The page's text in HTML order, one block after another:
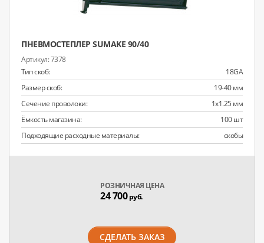
ПНЕВМОСТЕПЛЕР SUMAKE 90/40
7378
Тип скоб:
18GA
Размер скоб:
19-40 мм
Сечение проволоки:
1x1.25 мм
Ёмкость магазина:
100 шт
Подходящие расходные материалы:
скобы
РОЗНИЧНАЯ ЦЕНА
24 700руб.
СДЕЛАТЬ ЗАКАЗ